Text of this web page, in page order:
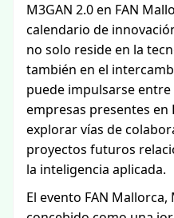
M3GAN 2.0 en FAN
calendario de
no solo reside en la
también en el
puede impulsarse
empresas presentes en
explorar vías de
proyectos futuros
la inteligencia aplicada.
El evento FAN Mallorca,